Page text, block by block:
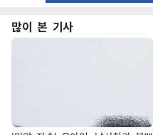
많이 본 기사